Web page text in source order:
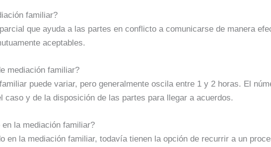
familiar?
que ayuda a las partes en conflicto a comunicarse de manera
aceptables.
mediación familiar?
puede variar, pero generalmente oscila entre 1 y 2 horas. El
caso y de la disposición de las partes para llegar a acuerdos.
la mediación familiar?
en la mediación familiar, todavía tienen la opción de recurrir a un